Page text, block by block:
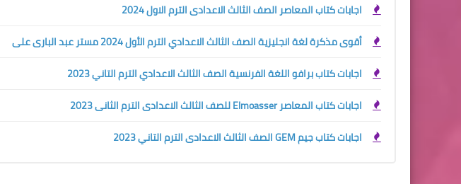
اجابات كتاب المعاصر الصف الثالث الاعدادى الترم الاول 2024
أقوى مذكرة لغة انجليزية الصف الثالث الاعدادي الترم الأول 2024 مستر عبد البارى على
اجابات كتاب برافو اللغة الفرنسية الصف الثالث الاعدادي الترم التاني 2023
اجابات كتاب المعاصر Elmoasser للصف الثالث الاعدادى الترم الثانى 2023
اجابات كتاب جيم GEM الصف الثالث الاعدادى الترم التاني 2023